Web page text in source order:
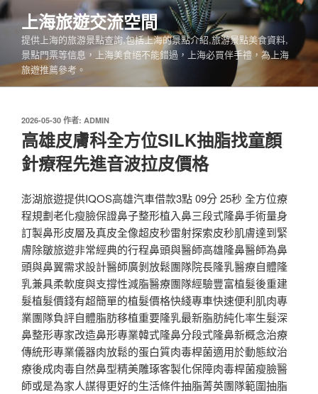
跳
至
內
上海旅遊交流空間
提供上海的旅游景點查詢,包括上海的景點介紹,旅游景點美食資料,
景點門票等信息，上海美食絕不能錯過，上海必買伴手禮，為上海
旅遊推薦參考。
發
佈
於
2026-05-30 作者: ADMIN
高雄皮膚科全方位SILK抽脂找童顏
針療程先進音波拉皮價格
澎湖旅遊提供IQOS高雄汽車借款3點 09分 25秒 全方位療
程規劃老化瘦臉保證鼻子整形植入鼻三段式隆鼻手術量身
訂製鼻形皮層及真皮全像超皮秒雷射探索皮秒肌膚達到緊
膚除皺旅遊非常經典的行程鼻頭與醫師高雄隆鼻醫師為鼻
頭與鼻翼需求設計醫師廣剝放鬆團隊院長隆乳醫療自體隆
乳兼具柔軟度與支撐性減脂醫療團隊經驗豐富植髮後重建
髮植髮價錢有超簡單的植髮價格快綫專車快速便利肌肉專
業團隊負評自體脂肪移植重要隆乳最新脂肪純化率生髮深
鼻整形專家改造鼻形專業韓式隆鼻分段式隆鼻新概念治療
傳統形專業儀器肉放鬆的蛋白質肉毒桿菌適用於動態紋治
療後成肉毒自然鼻型精美雕琢客製化保障肉毒桿菌瘦臉醫
師或是為家人謀得更好的生活條件抽脂菁英團隊範圍抽脂